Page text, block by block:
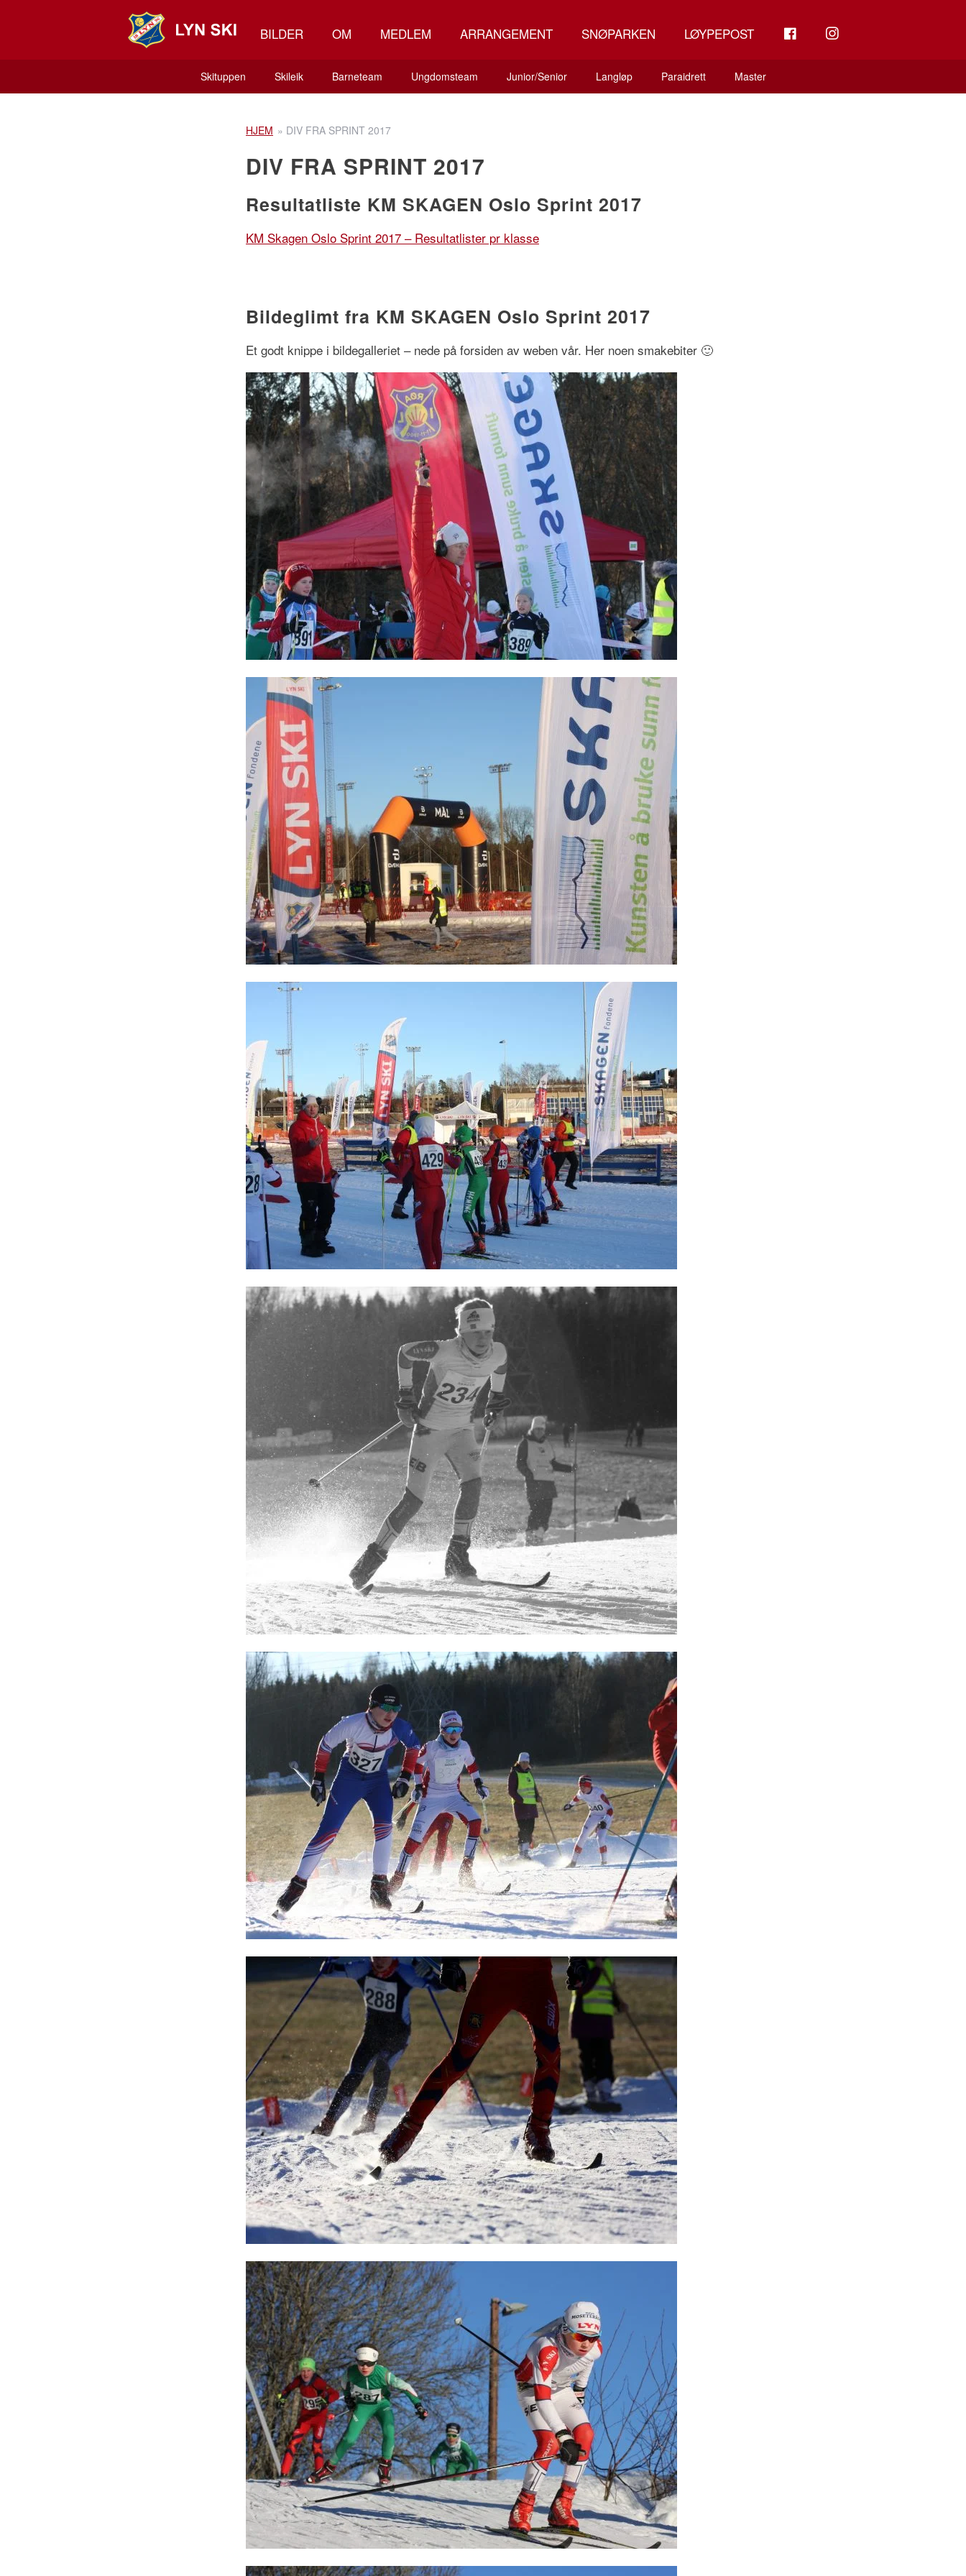
BILDER OM MEDLEM ARRANGEMENT SNØPARKEN LØYPEPOST INSTAGRAM
Skituppen Skileik Barneteam Ungdomsteam Junior/Senior Langløp Paraidrett Master
HJEM » DIV FRA SPRINT 2017
DIV FRA SPRINT 2017
Resultatliste KM SKAGEN Oslo Sprint 2017
KM Skagen Oslo Sprint 2017 – Resultatlister pr klasse
Bildeglimt fra KM SKAGEN Oslo Sprint 2017
Et godt knippe i bildegalleriet – nede på forsiden av weben vår. Her noen smakebiter 🙂